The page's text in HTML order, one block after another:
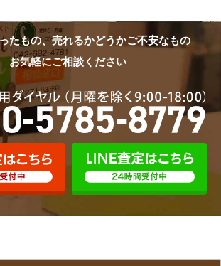
たもの、売れるかどうかご不安なもの
お気軽にご相談ください